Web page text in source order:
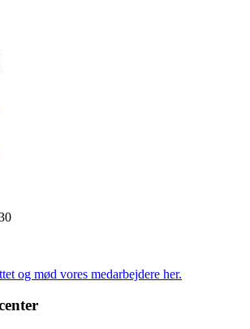
og mød vores medarbejdere her.